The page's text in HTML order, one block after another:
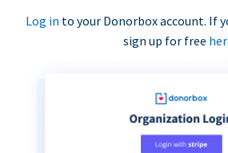
Log in to your Donorbox account. If
sign up for free